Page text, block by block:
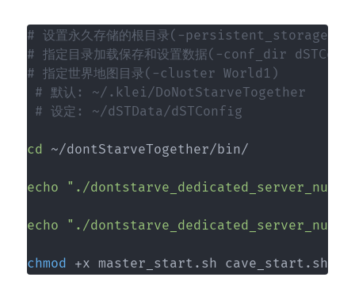
# 设置永久存储的根目录(-
# 指定目录加载保存和设置数据(-conf_dir
# 指定世界地图目录(-cluster World1)
# 默认: ~/.klei/DoNotStarveTogether
# 设定: ~/dSTData/dSTConfig
cd ~/dontStarveTogether/bin/
echo "./
echo "./
chmod +x master_start.sh cave_start.sh